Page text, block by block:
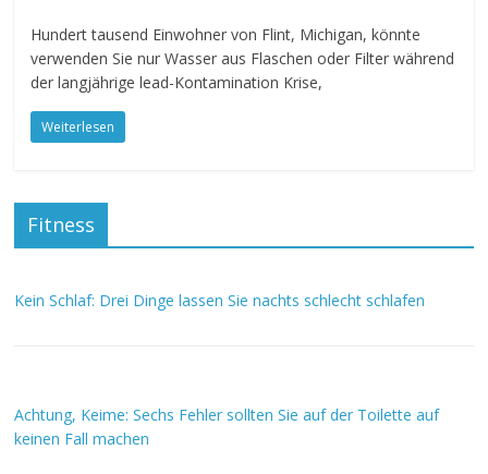
Hundert tausend Einwohner von Flint, Michigan, könnte
verwenden Sie nur Wasser aus Flaschen oder Filter während
der langjährige lead-Kontamination Krise,
Weiterlesen
Fitness
Kein Schlaf: Drei Dinge lassen Sie nachts schlecht schlafen
Achtung, Keime: Sechs Fehler sollten Sie auf der Toilette auf
keinen Fall machen